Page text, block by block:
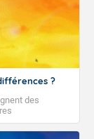
?
des
de chaleur qui